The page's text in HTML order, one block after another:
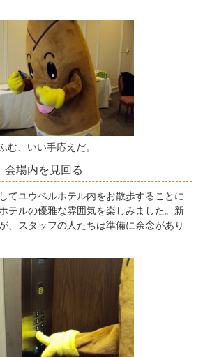
む、いい手応えだ。
会場内を見回る
てユウベルホテル内をお散歩することに
ホテルの優雅な雰囲気を楽しみました。新
、スタッフの人たちは準備に余念があり